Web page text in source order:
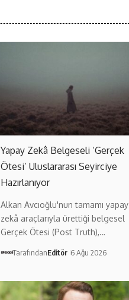
Yapay Zekâ Belgeseli ‘Gerçek
Ötesi’ Uluslararası Seyirciye
Hazırlanıyor
Alkan Avcıoğlu'nun tamamı yapay
zekâ araçlarıyla ürettiği belgesel
Gerçek Ötesi (Post Truth),…
TarafındanEditör 6 Ağu 2026